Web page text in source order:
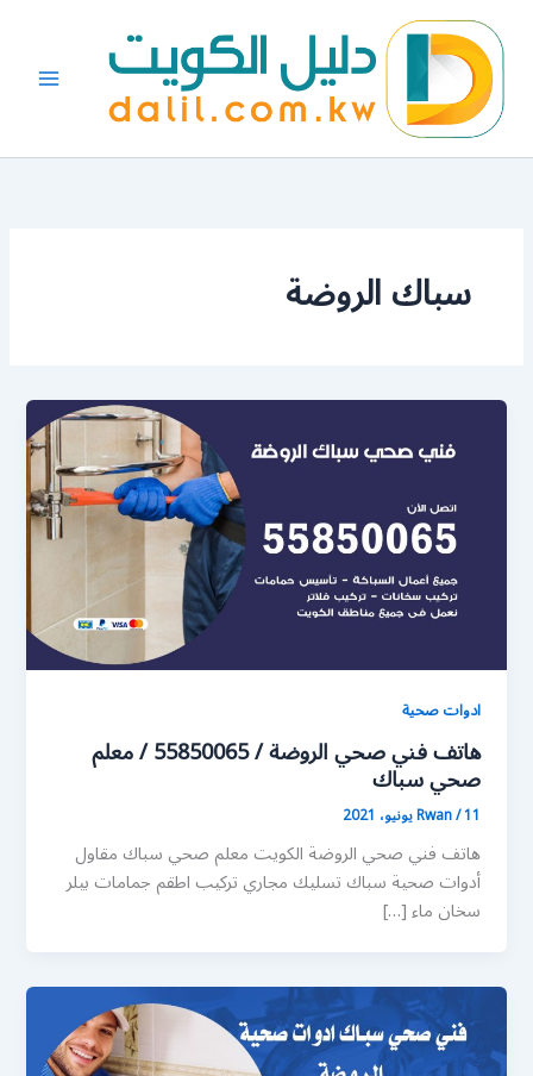
المحتوى
سباك الروضة
ادوات صحية
هاتف فني صحي الروضة / 55850065 / معلم
صحي سباك
Rwan/11 يونيو، 2021
هاتف فني صحي الروضة الكويت معلم صحي سباك مقاول
أدوات صحية سباك تسليك مجاري تركيب اطقم جمامات بيلر
سخان ماء […]